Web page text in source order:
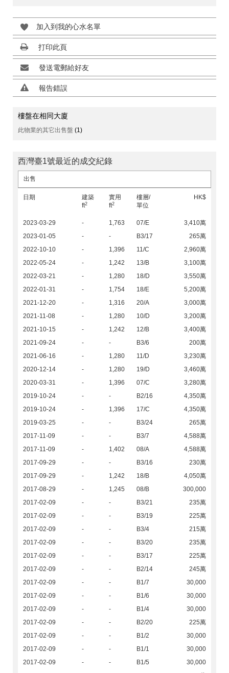
加入到我的心水名單
打印此頁
發送電郵給好友
報告錯誤
樓盤在相同大廈
此物業的其它出售盤 (1)
西灣臺1號最近的成交紀錄
出售
日期
建築
ft2
實用
ft2
樓層/
單位
HK$
2023-03-29 - 1,763 07/E
3,410萬
2023-01-05
- - B3/17
265萬
2022-10-10
- 1,396 11/C
2,960萬
2022-05-24
- 1,242 13/B
3,100萬
2022-03-21
- 1,280 18/D
3,550萬
2022-01-31
- 1,754 18/E
5,200萬
2021-12-20
- 1,316 20/A
3,000萬
2021-11-08
- 1,280 10/D
3,200萬
2021-10-15
- 1,242 12/B
3,400萬
2021-09-24
- - B3/6
200萬
2021-06-16
- 1,280 11/D
3,230萬
2020-12-14
- 1,280 19/D
3,460萬
2020-03-31
- 1,396 07/C
3,280萬
2019-10-24
- - B2/16
4,350萬
2019-10-24
- 1,396 17/C
4,350萬
2019-03-25
- - B3/24
265萬
2017-11-09
- - B3/7
4,588萬
2017-11-09
- 1,402 08/A
4,588萬
2017-09-29
- - B3/16
230萬
2017-09-29
- 1,242 18/B
4,050萬
2017-08-29
- 1,245 08/B
300,000
2017-02-09
- - B3/21
235萬
2017-02-09
- - B3/19
225萬
2017-02-09
- - B3/4
215萬
2017-02-09
- - B3/20
235萬
2017-02-09
- - B3/17
225萬
2017-02-09
- - B2/14
245萬
2017-02-09
- - B1/7
30,000
2017-02-09
- - B1/6
30,000
2017-02-09
- - B1/4
30,000
2017-02-09
- - B2/20
225萬
2017-02-09
- - B1/2
30,000
2017-02-09
- - B1/1
30,000
2017-02-09
- - B1/5
30,000